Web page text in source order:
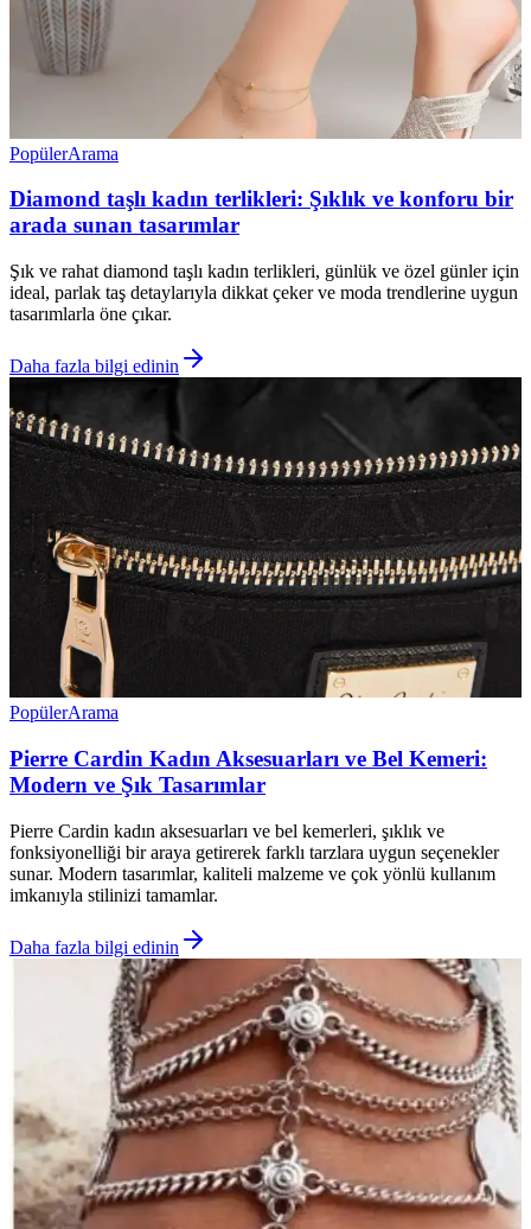
PopülerArama
Diamond taşlı kadın terlikleri: Şıklık ve konforu bir
arada sunan tasarımlar
Şık ve rahat diamond taşlı kadın terlikleri, günlük ve özel günler için
ideal, parlak taş detaylarıyla dikkat çeker ve moda trendlerine uygun
tasarımlarla öne çıkar.
Daha fazla bilgi edinin
PopülerArama
Pierre Cardin Kadın Aksesuarları ve Bel Kemeri:
Modern ve Şık Tasarımlar
Pierre Cardin kadın aksesuarları ve bel kemerleri, şıklık ve
fonksiyonelliği bir araya getirerek farklı tarzlara uygun seçenekler
sunar. Modern tasarımlar, kaliteli malzeme ve çok yönlü kullanım
imkanıyla stilinizi tamamlar.
Daha fazla bilgi edinin